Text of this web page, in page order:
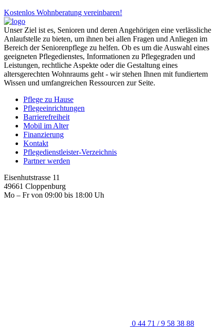
Kostenlos Wohnberatung vereinbaren!
Unser Ziel ist es, Senioren und deren Angehörigen eine verlässliche
Anlaufstelle zu bieten, um ihnen bei allen Fragen und Anliegen im
Bereich der Seniorenpflege zu helfen. Ob es um die Auswahl eines
geeigneten Pflegedienstes, Informationen zu Pflegegraden und
Leistungen, rechtliche Aspekte oder die Gestaltung eines
altersgerechten Wohnraums geht - wir stehen Ihnen mit fundiertem
Wissen und umfangreichen Ressourcen zur Seite.
Pflege zu Hause
Pflegeeinrichtungen
Barrierefreiheit
Mobil im Alter
Finanzierung
Kontakt
Pflegedienstleister-Verzeichnis
Partner werden
Eisenhutstrasse 11
49661 Cloppenburg
Mo – Fr von 09:00 bis 18:00 Uh
0 44 71 / 9 58 38 88